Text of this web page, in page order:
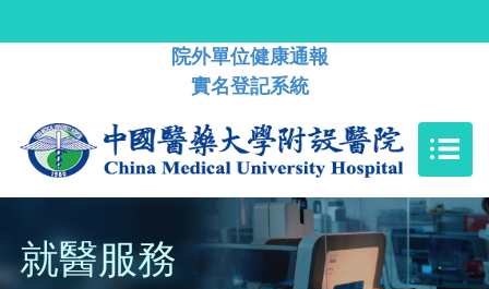
院外單位健康通報
實名登記系統
就醫服務